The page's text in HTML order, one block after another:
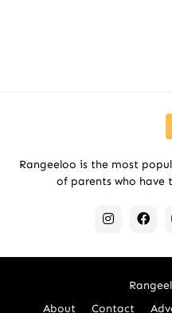
Rangeeloo is the most
of parents who have
About
Contact